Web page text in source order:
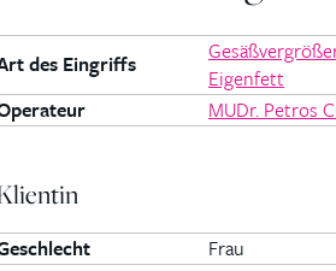
des Eingriffs
Eigenfett
MUDr. Petros
Frau